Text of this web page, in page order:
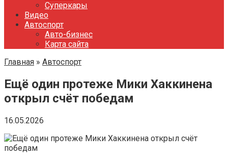
Суперкары
Видео
Автоспорт
Авто-бизнес
Карта сайта
Главная » Автоспорт
Ещё один протеже Мики Хаккинена
открыл счёт победам
16.05.2026